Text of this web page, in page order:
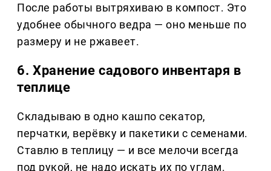
После работы вытряхиваю в компост. Это
удобнее обычного ведра — оно меньше по
размеру и не ржавеет.
6. Хранение садового инвентаря в
теплице
Складываю в одно кашпо секатор,
перчатки, верёвку и пакетики с семенами.
Ставлю в теплицу — и все мелочи всегда
под рукой, не надо искать их по углам.